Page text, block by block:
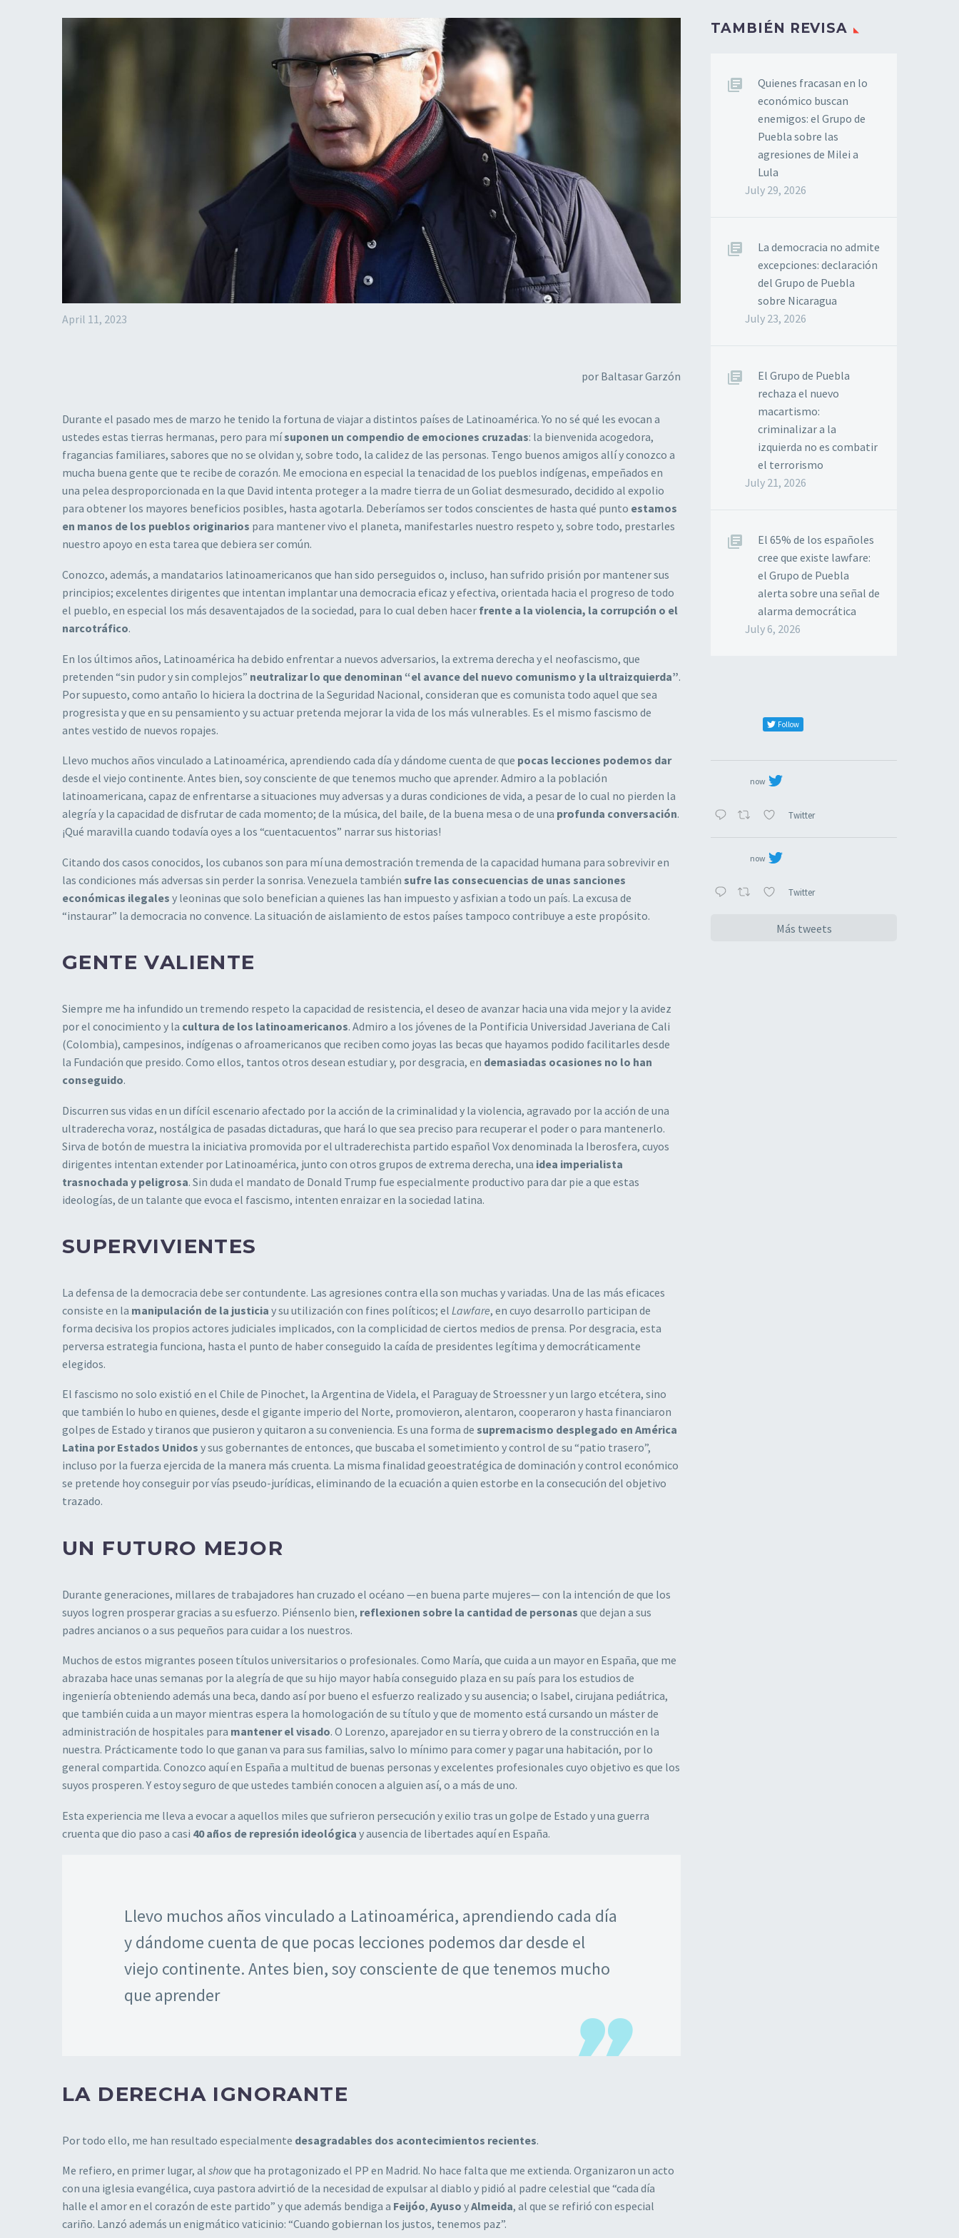
April 11, 2023
por Baltasar Garzón
Durante el pasado mes de marzo he tenido la fortuna de viajar a distintos países de Latinoamérica. Yo no sé qué les evocan a
ustedes estas tierras hermanas, pero para mísuponen un compendio de emociones cruzadas: la bienvenida acogedora,
fragancias familiares, sabores que no se olvidan y, sobre todo, la calidez de las personas. Tengo buenos amigos allí y conozco a
mucha buena gente que te recibe de corazón. Me emociona en especial la tenacidad de los pueblos indígenas, empeñados en
una pelea desproporcionada en la que David intenta proteger a la madre tierra de un Goliat desmesurado, decidido al expolio
para obtener los mayores beneficios posibles, hasta agotarla. Deberíamos ser todos conscientes de hasta qué punto estamos
en manos de los pueblos originarios para mantener vivo el planeta, manifestarles nuestro respeto y, sobre todo, prestarles
nuestro apoyo en esta tarea que debiera ser común.
Conozco, además, a mandatarios latinoamericanos que han sido perseguidos o, incluso, han sufrido prisión por mantener sus
principios; excelentes dirigentes que intentan implantar una democracia eficaz y efectiva, orientada hacia el progreso de todo
el pueblo, en especial los más desaventajados de la sociedad, para lo cual deben hacer frente a la violencia, la corrupción o el
narcotráfico.
En los últimos años, Latinoamérica ha debido enfrentar a nuevos adversarios, la extrema derecha y el neofascismo, que
pretenden “sin pudor y sin complejos” neutralizar lo que denominan “el avance del nuevo comunismo y la ultraizquierda”.
Por supuesto, como antaño lo hiciera la doctrina de la Seguridad Nacional, consideran que es comunista todo aquel que sea
progresista y que en su pensamiento y su actuar pretenda mejorar la vida de los más vulnerables. Es el mismo fascismo de
antes vestido de nuevos ropajes.
Llevo muchos años vinculado a Latinoamérica, aprendiendo cada día y dándome cuenta de que pocas lecciones podemos dar
desde el viejo continente. Antes bien, soy consciente de que tenemos mucho que aprender. Admiro a la población
latinoamericana, capaz de enfrentarse a situaciones muy adversas y a duras condiciones de vida, a pesar de lo cual no pierden la
alegría y la capacidad de disfrutar de cada momento; de la música, del baile, de la buena mesa o de una profunda conversación.
¡Qué maravilla cuando todavía oyes a los “cuentacuentos” narrar sus historias!
Citando dos casos conocidos, los cubanos son para mí una demostración tremenda de la capacidad humana para sobrevivir en
las condiciones más adversas sin perder la sonrisa. Venezuela también sufre las consecuencias de unas sanciones
económicas ilegales y leoninas que solo benefician a quienes las han impuesto y asfixian a todo un país. La excusa de
“instaurar” la democracia no convence. La situación de aislamiento de estos países tampoco contribuye a este propósito.
GENTE VALIENTE
Siempre me ha infundido un tremendo respeto la capacidad de resistencia, el deseo de avanzar hacia una vida mejor y la avidez
por el conocimiento y la cultura de los latinoamericanos. Admiro a los jóvenes de la Pontificia Universidad Javeriana de Cali
(Colombia), campesinos, indígenas o afroamericanos que reciben como joyas las becas que hayamos podido facilitarles desde
la Fundación que presido. Como ellos, tantos otros desean estudiar y, por desgracia, en demasiadas ocasiones no lo han
conseguido.
Discurren sus vidas en un difícil escenario afectado por la acción de la criminalidad y la violencia, agravado por la acción de una
ultraderecha voraz, nostálgica de pasadas dictaduras, que hará lo que sea preciso para recuperar el poder o para mantenerlo.
Sirva de botón de muestra la iniciativa promovida por el ultraderechista partido español Vox denominada la Iberosfera, cuyos
dirigentes intentan extender por Latinoamérica, junto con otros grupos de extrema derecha, una idea imperialista
trasnochada y peligrosa. Sin duda el mandato de Donald Trump fue especialmente productivo para dar pie a que estas
ideologías, de un talante que evoca el fascismo, intenten enraizar en la sociedad latina.
SUPERVIVIENTES
La defensa de la democracia debe ser contundente. Las agresiones contra ella son muchas y variadas. Una de las más eficaces
consiste en la manipulación de la justicia y su utilización con fines políticos; el Lawfare, en cuyo desarrollo participan de
forma decisiva los propios actores judiciales implicados, con la complicidad de ciertos medios de prensa. Por desgracia, esta
perversa estrategia funciona, hasta el punto de haber conseguido la caída de presidentes legítima y democráticamente
elegidos.
El fascismo no solo existió en el Chile de Pinochet, la Argentina de Videla, el Paraguay de Stroessner y un largo etcétera, sino
que también lo hubo en quienes, desde el gigante imperio del Norte, promovieron, alentaron, cooperaron y hasta financiaron
golpes de Estado y tiranos que pusieron y quitaron a su conveniencia. Es una forma de supremacismo desplegado en América
Latina por Estados Unidos y sus gobernantes de entonces, que buscaba el sometimiento y control de su “patio trasero”,
incluso por la fuerza ejercida de la manera más cruenta. La misma finalidad geoestratégica de dominación y control económico
se pretende hoy conseguir por vías pseudo-jurídicas, eliminando de la ecuación a quien estorbe en la consecución del objetivo
trazado.
UN FUTURO MEJOR
Durante generaciones, millares de trabajadores han cruzado el océano —en buena parte mujeres— con la intención de que los
suyos logren prosperar gracias a su esfuerzo. Piénsenlo bien, reflexionen sobre la cantidad de personas que dejan a sus
padres ancianos o a sus pequeños para cuidar a los nuestros.
Muchos de estos migrantes poseen títulos universitarios o profesionales. Como María, que cuida a un mayor en España, que me
abrazaba hace unas semanas por la alegría de que su hijo mayor había conseguido plaza en su país para los estudios de
ingeniería obteniendo además una beca, dando así por bueno el esfuerzo realizado y su ausencia; o Isabel, cirujana pediátrica,
que también cuida a un mayor mientras espera la homologación de su título y que de momento está cursando un máster de
administración de hospitales para mantener el visado. O Lorenzo, aparejador en su tierra y obrero de la construcción en la
nuestra. Prácticamente todo lo que ganan va para sus familias, salvo lo mínimo para comer y pagar una habitación, por lo
general compartida. Conozco aquí en España a multitud de buenas personas y excelentes profesionales cuyo objetivo es que los
suyos prosperen. Y estoy seguro de que ustedes también conocen a alguien así, o a más de uno.
Esta experiencia me lleva a evocar a aquellos miles que sufrieron persecución y exilio tras un golpe de Estado y una guerra
cruenta que dio paso a casi 40 años de represión ideológica y ausencia de libertades aquí en España.
Llevo muchos años vinculado a Latinoamérica, aprendiendo cada día
y dándome cuenta de que pocas lecciones podemos dar desde el
viejo continente. Antes bien, soy consciente de que tenemos mucho
que aprender
LA DERECHA IGNORANTE
Por todo ello, me han resultado especialmente desagradables dos acontecimientos recientes.
Me refiero, en primer lugar, al showque ha protagonizado el PP en Madrid. No hace falta que me extienda. Organizaron un acto
con una iglesia evangélica, cuya pastora advirtió de la necesidad de expulsar al diablo y pidió al padre celestial que “cada día
halle el amor en el corazón de este partido” y que además bendiga a Feijóo, Ayuso yAlmeida, al que se refirió con especial
cariño. Lanzó además un enigmático vaticinio: “Cuando gobiernan los justos, tenemos paz”.
TAMBIÉN REVISA
Quienes fracasan en lo
económico buscan
enemigos: el Grupo de
Puebla sobre las
agresiones de Milei a
Lula
July 29, 2026
La democracia no admite
excepciones: declaración
del Grupo de Puebla
sobre Nicaragua
July 23, 2026
El Grupo de Puebla
rechaza el nuevo
macartismo:
criminalizar a la
izquierda no es combatir
el terrorismo
July 21, 2026
El 65% de los españoles
cree que existe lawfare:
el Grupo de Puebla
alerta sobre una señal de
alarma democrática
July 6, 2026
Follow
now
Twitter
now
Twitter
Más tweets